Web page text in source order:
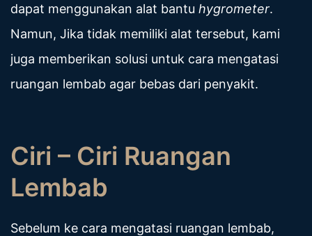
dapat menggunakan alat bantu hygrometer.
Namun, Jika tidak memiliki alat tersebut, kami
juga memberikan solusi untuk cara mengatasi
ruangan lembab agar bebas dari penyakit.
Ciri – Ciri Ruangan
Lembab
Sebelum ke cara mengatasi ruangan lembab,